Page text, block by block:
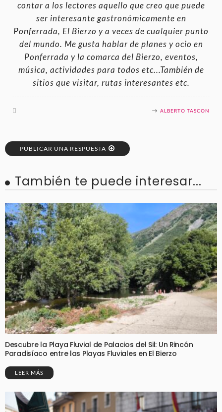
contar a los lectores aquello que creo que puede
ser interesante gastronómicamente en
Ponferrada, El Bierzo y a veces de cualquier punto
del mundo. Me gusta hablar de planes y ocio en
Ponferrada y la comarca del Bierzo, eventos,
música, actividades para todos etc...También de
sitios que visitar, rutas interesantes etc.
ALBERTO TASCON
PUBLICAR UNA RESPUESTA
También te puede interesar...
Descubre la Playa Fluvial de Palacios del Sil: Un Rincón
Paradisíaco entre las Playas Fluviales en El Bierzo
LEER MÁS